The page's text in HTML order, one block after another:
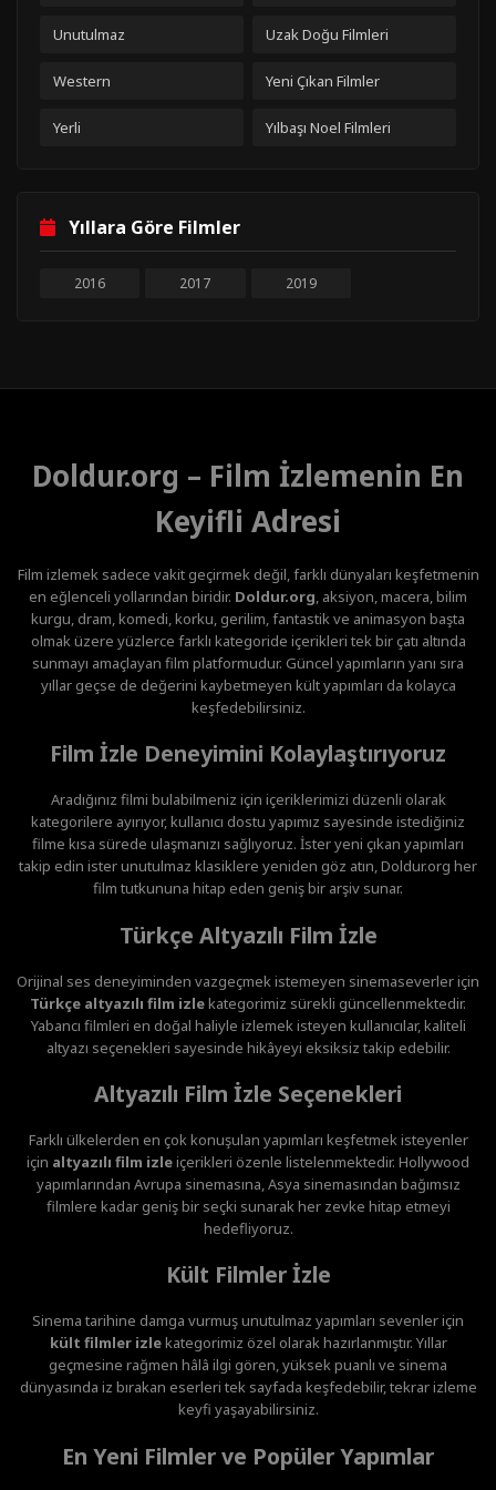
Unutulmaz Uzak Doğu Filmleri
Western Yeni Çıkan Filmler
Yerli Yılbaşı Noel Filmleri
Yıllara Göre Filmler
2016 2017 2019
Doldur.org – Film İzlemenin En
Keyifli Adresi
Film izlemek sadece vakit geçirmek değil, farklı dünyaları keşfetmenin
en eğlenceli yollarından biridir. Doldur.org, aksiyon, macera, bilim
kurgu, dram, komedi, korku, gerilim, fantastik ve animasyon başta
olmak üzere yüzlerce farklı kategoride içerikleri tek bir çatı altında
sunmayı amaçlayan film platformudur. Güncel yapımların yanı sıra
yıllar geçse de değerini kaybetmeyen kült yapımları da kolayca
keşfedebilirsiniz.
Film İzle Deneyimini Kolaylaştırıyoruz
Aradığınız filmi bulabilmeniz için içeriklerimizi düzenli olarak
kategorilere ayırıyor, kullanıcı dostu yapımız sayesinde istediğiniz
filme kısa sürede ulaşmanızı sağlıyoruz. İster yeni çıkan yapımları
takip edin ister unutulmaz klasiklere yeniden göz atın, Doldur.org her
film tutkununa hitap eden geniş bir arşiv sunar.
Türkçe Altyazılı Film İzle
Orijinal ses deneyiminden vazgeçmek istemeyen sinemaseverler için
Türkçe altyazılı film izlekategorimiz sürekli güncellenmektedir.
Yabancı filmleri en doğal haliyle izlemek isteyen kullanıcılar, kaliteli
altyazı seçenekleri sayesinde hikâyeyi eksiksiz takip edebilir.
Altyazılı Film İzle Seçenekleri
Farklı ülkelerden en çok konuşulan yapımları keşfetmek isteyenler
için altyazılı film izleiçerikleri özenle listelenmektedir. Hollywood
yapımlarından Avrupa sinemasına, Asya sinemasından bağımsız
filmlere kadar geniş bir seçki sunarak her zevke hitap etmeyi
hedefliyoruz.
Kült Filmler İzle
Sinema tarihine damga vurmuş unutulmaz yapımları sevenler için
kült filmler izlekategorimiz özel olarak hazırlanmıştır. Yıllar
geçmesine rağmen hâlâ ilgi gören, yüksek puanlı ve sinema
dünyasında iz bırakan eserleri tek sayfada keşfedebilir, tekrar izleme
keyfi yaşayabilirsiniz.
En Yeni Filmler ve Popüler Yapımlar